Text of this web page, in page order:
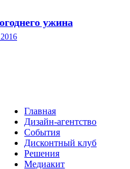
ужина
Главная
Дизайн-агентство
События
Дисконтный клуб
Решения
Медиакит